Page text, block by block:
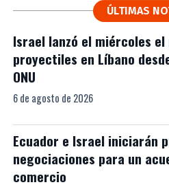
ÚLTIMAS
Israel lanzó el miércoles
proyectiles en Líbano
ONU
6 de agosto de 2026
Ecuador e Israel iniciarán
negociaciones para un
comercio